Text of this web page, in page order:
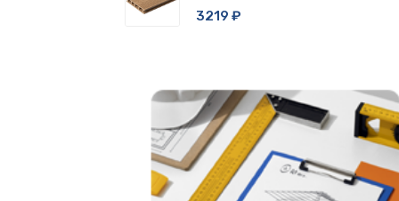
3219 ₽